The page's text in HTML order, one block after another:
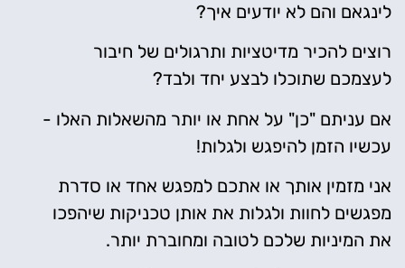
לינגאם והם לא יודעים איך?
רוצים להכיר מדיטציות ותרגולים של חיבור
לעצמכם שתוכלו לבצע יחד ולבד?
אם עניתם "כן" על אחת או יותר מהשאלות האלו -
עכשיו הזמן להיפגש ולגלות!
אני מזמין אותך או אתכם למפגש אחד או סדרת
מפגשים לחוות ולגלות את אותן טכניקות שיהפכו
את המיניות שלכם לטובה ומחוברת יותר.